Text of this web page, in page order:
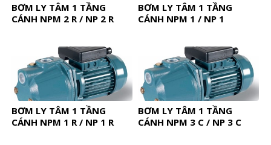
BƠM LY TÂM 1 TẦNG
CÁNH NPM 2 R / NP 2 R
BƠM LY TÂM 1 TẦNG
CÁNH NPM 1 / NP 1
BƠM LY TÂM 1 TẦNG
CÁNH NPM 1 R / NP 1 R
BƠM LY TÂM 1 TẦNG
CÁNH NPM 3 C / NP 3 C